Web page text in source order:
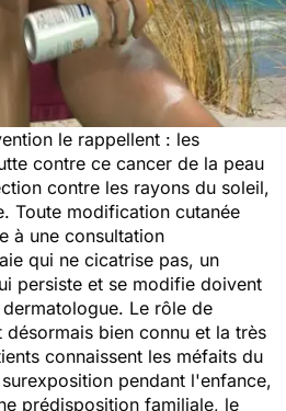
le rappellent : les
contre ce cancer de la peau
contre les rayons du soleil,
Toute modification cutanée
à une consultation
qui ne cicatrise pas, un
persiste et se modifie doivent
Le rôle de
bien connu et la très
connaissent les méfaits du
pendant l'enfance,
prédisposition familiale, le